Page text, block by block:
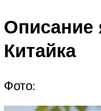
Описание
Китайка
Фото: